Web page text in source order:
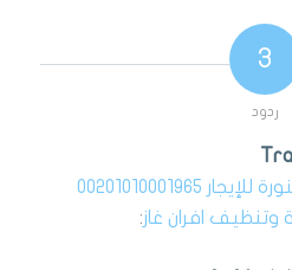
3
ردود
صيانة افران بالمدينة المنورة للإيجار 00201010001965
افران غاز: